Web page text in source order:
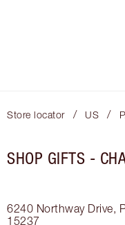
Store locator / US /
SHOP GIFTS -
6240 Northway Drive,
15237